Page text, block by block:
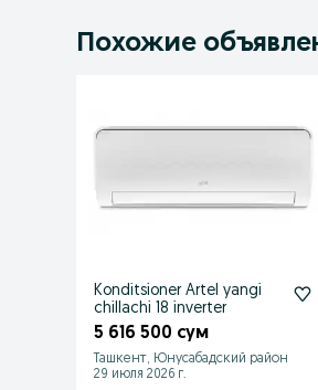
Похожие
Konditsioner Artel yangi
chillachi 18 inverter
5 616 500 сум
Ташкент, Юнусабадский район
29 июля 2026 г.